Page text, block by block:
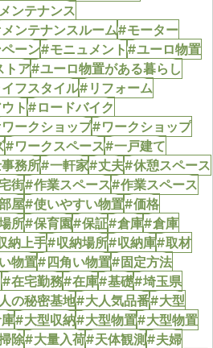
ンテナンス
ンテナンスルーム#モーター
ーン#モニュメント#ユーロ物置
トア#ユーロ物置がある暮らし
フスタイル#リフォーム
ト#ロードバイク
ークショップ#ワークショップ
#ワークスペース#一戸建て
務所#一軒家#丈夫#休憩スペース
街#作業スペース#作業スペース
屋#使いやすい物置#価格
所#保育園#保証#倉庫#倉庫
納上手#収納場所#収納庫#取材
物置#四角い物置#固定方法
#在宅勤務#在庫#基礎#埼玉県
の秘密基地#大人気品番#大型
#大型収納#大型物置#大型物置
除#大量入荷#天体観測#夫婦